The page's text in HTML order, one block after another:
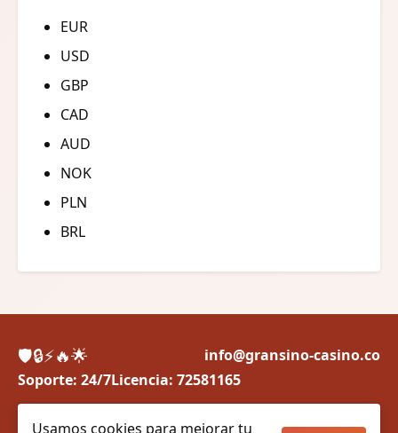
EUR
USD
GBP
CAD
AUD
NOK
PLN
BRL
🛡️🔒⚡🔥🌟
info@gransino-casino.co
Soporte: 24/7Licencia: 72581165
Usamos cookies para mejorar tu